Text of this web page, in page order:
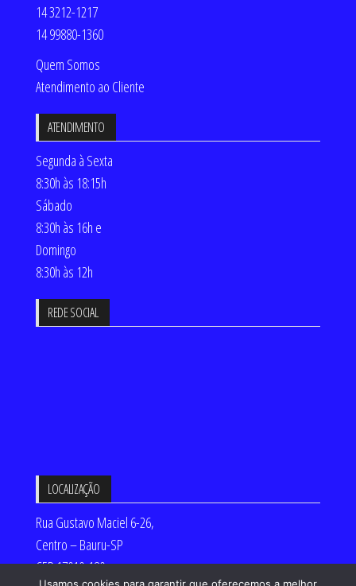
14 3212-1217
14 99880-1360
Quem Somos
Atendimento ao Cliente
ATENDIMENTO
Segunda à Sexta
8:30h às 18:15h
Sábado
8:30h às 16h e
Domingo
8:30h às 12h
REDE SOCIAL
LOCALIZAÇÃO
Rua Gustavo Maciel 6-26,
Centro – Bauru-SP
CEP 17010-180